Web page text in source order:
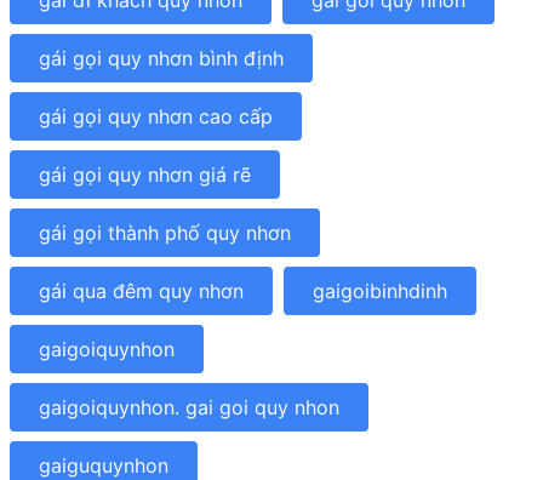
gái gọi quy nhơn bình định
gái gọi quy nhơn cao cấp
gái gọi quy nhơn giá rẽ
gái gọi thành phố quy nhơn
gái qua đêm quy nhơn gaigoibinhdinh
gaigoiquynhon
gaigoiquynhon. gai goi quy nhon
gaiguquynhon